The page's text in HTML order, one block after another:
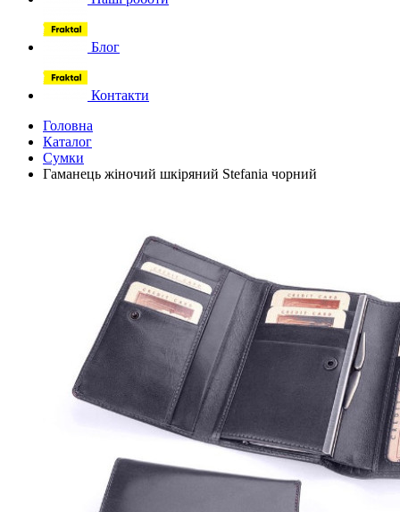
Блог
Контакти
Головна
Каталог
Сумки
Гаманець жіночий шкіряний Stefania чорний